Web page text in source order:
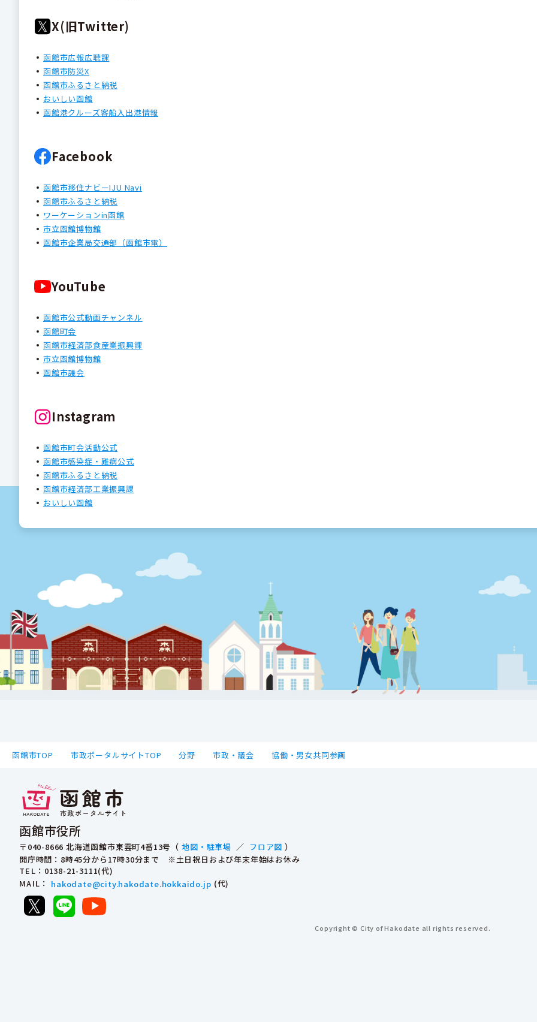
X(旧Twitter)
函館市広報広聴課
函館市防災X
函館市ふるさと納税
おいしい函館
函館港クルーズ客船入出港情報
Facebook
函館市移住ナビーIJU Navi
函館市ふるさと納税
ワーケーションin函館
市立函館博物館
函館市企業局交通部（函館市電）
YouTube
函館市公式動画チャンネル
函館町会
函館市経済部食産業振興課
市立函館博物館
函館市議会
Instagram
函館市町会活動公式
函館市感染症・難病公式
函館市ふるさと納税
函館市経済部工業振興課
おいしい函館
函館市TOP 市政ポータルサイトTOP 分野 市政・議会 協働・男女共同参画
函館市役所
〒040-8666 北海道函館市東雲町4番13号（ 地図・駐車場 ／ フロア図 ）
開庁時間：8時45分から17時30分まで ※土日祝日および年末年始はお休み
TEL ：0138-21-3111(代)
MAIL ： hakodate@city.hakodate.hokkaido.jp (代)
Copyright © City of Hakodate all rights reserved.